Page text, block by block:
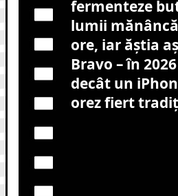
fermenteze
lumii
ore, iar ăștia
Bravo – în
decât un
orez fiert